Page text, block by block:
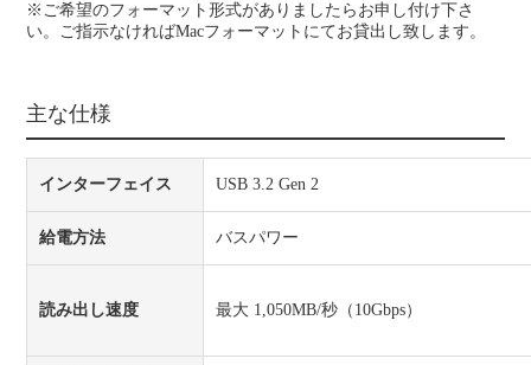
※ご希望のフォーマット形式がありましたらお申し付け下さ
い。ご指示なければMacフォーマットにてお貸出し致します。
主な仕様
インターフェイス USB 3.2 Gen 2
給電方法 バスパワー
読み出し速度 最大 1,050MB/秒（10Gbps）